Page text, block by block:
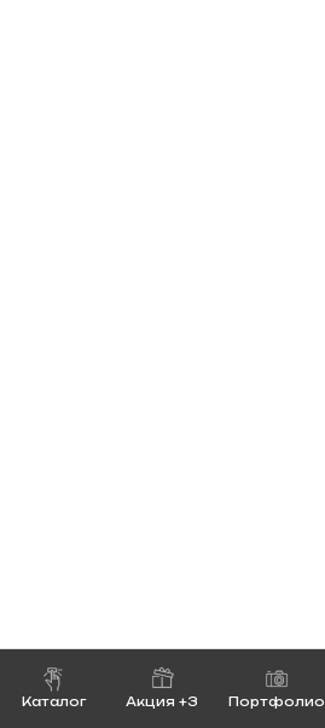
Каталог Акция +3 Портфолио